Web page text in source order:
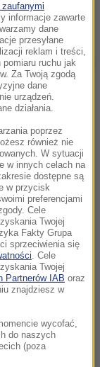
mln osób. To
przyciąga
świadczyć
100
1,5 mld
takich
zawody
PGE, Orlen
łożone są
informacje zawarte
dane
przesyłane
reklam i treści,
pomiaru ruchu jak
Za Twoją zgodą
dane
urządzeń.
działania.
poprzez
również nie
W sytuacji
w innych celach na
dostępne są
w przycisk
preferencjami
Cele
Twojej
Fakty Grupa
sprzeciwienia się
. Cele
Twojej
Partnerów IAB oraz
znajdziesz w
wycofać,
do naszych
(poza